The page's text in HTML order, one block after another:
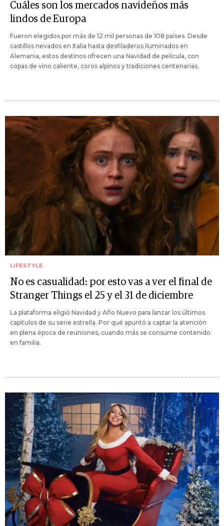
Cuáles son los mercados navideños más
lindos de Europa
Fueron elegidos por más de 12 mil personas de 108 países. Desde
castillos nevados en Italia hasta desfiladeros iluminados en
Alemania, estos destinos ofrecen una Navidad de película, con
copas de vino caliente, coros alpinos y tradiciones centenarias.
LIFESTYLE
No es casualidad: por esto vas a ver el final de
Stranger Things el 25 y el 31 de diciembre
La plataforma eligió Navidad y Año Nuevo para lanzar los últimos
capítulos de su serie estrella. Por qué apuntó a captar la atención
en plena época de reuniones, cuando más se consume contenido
en familia.